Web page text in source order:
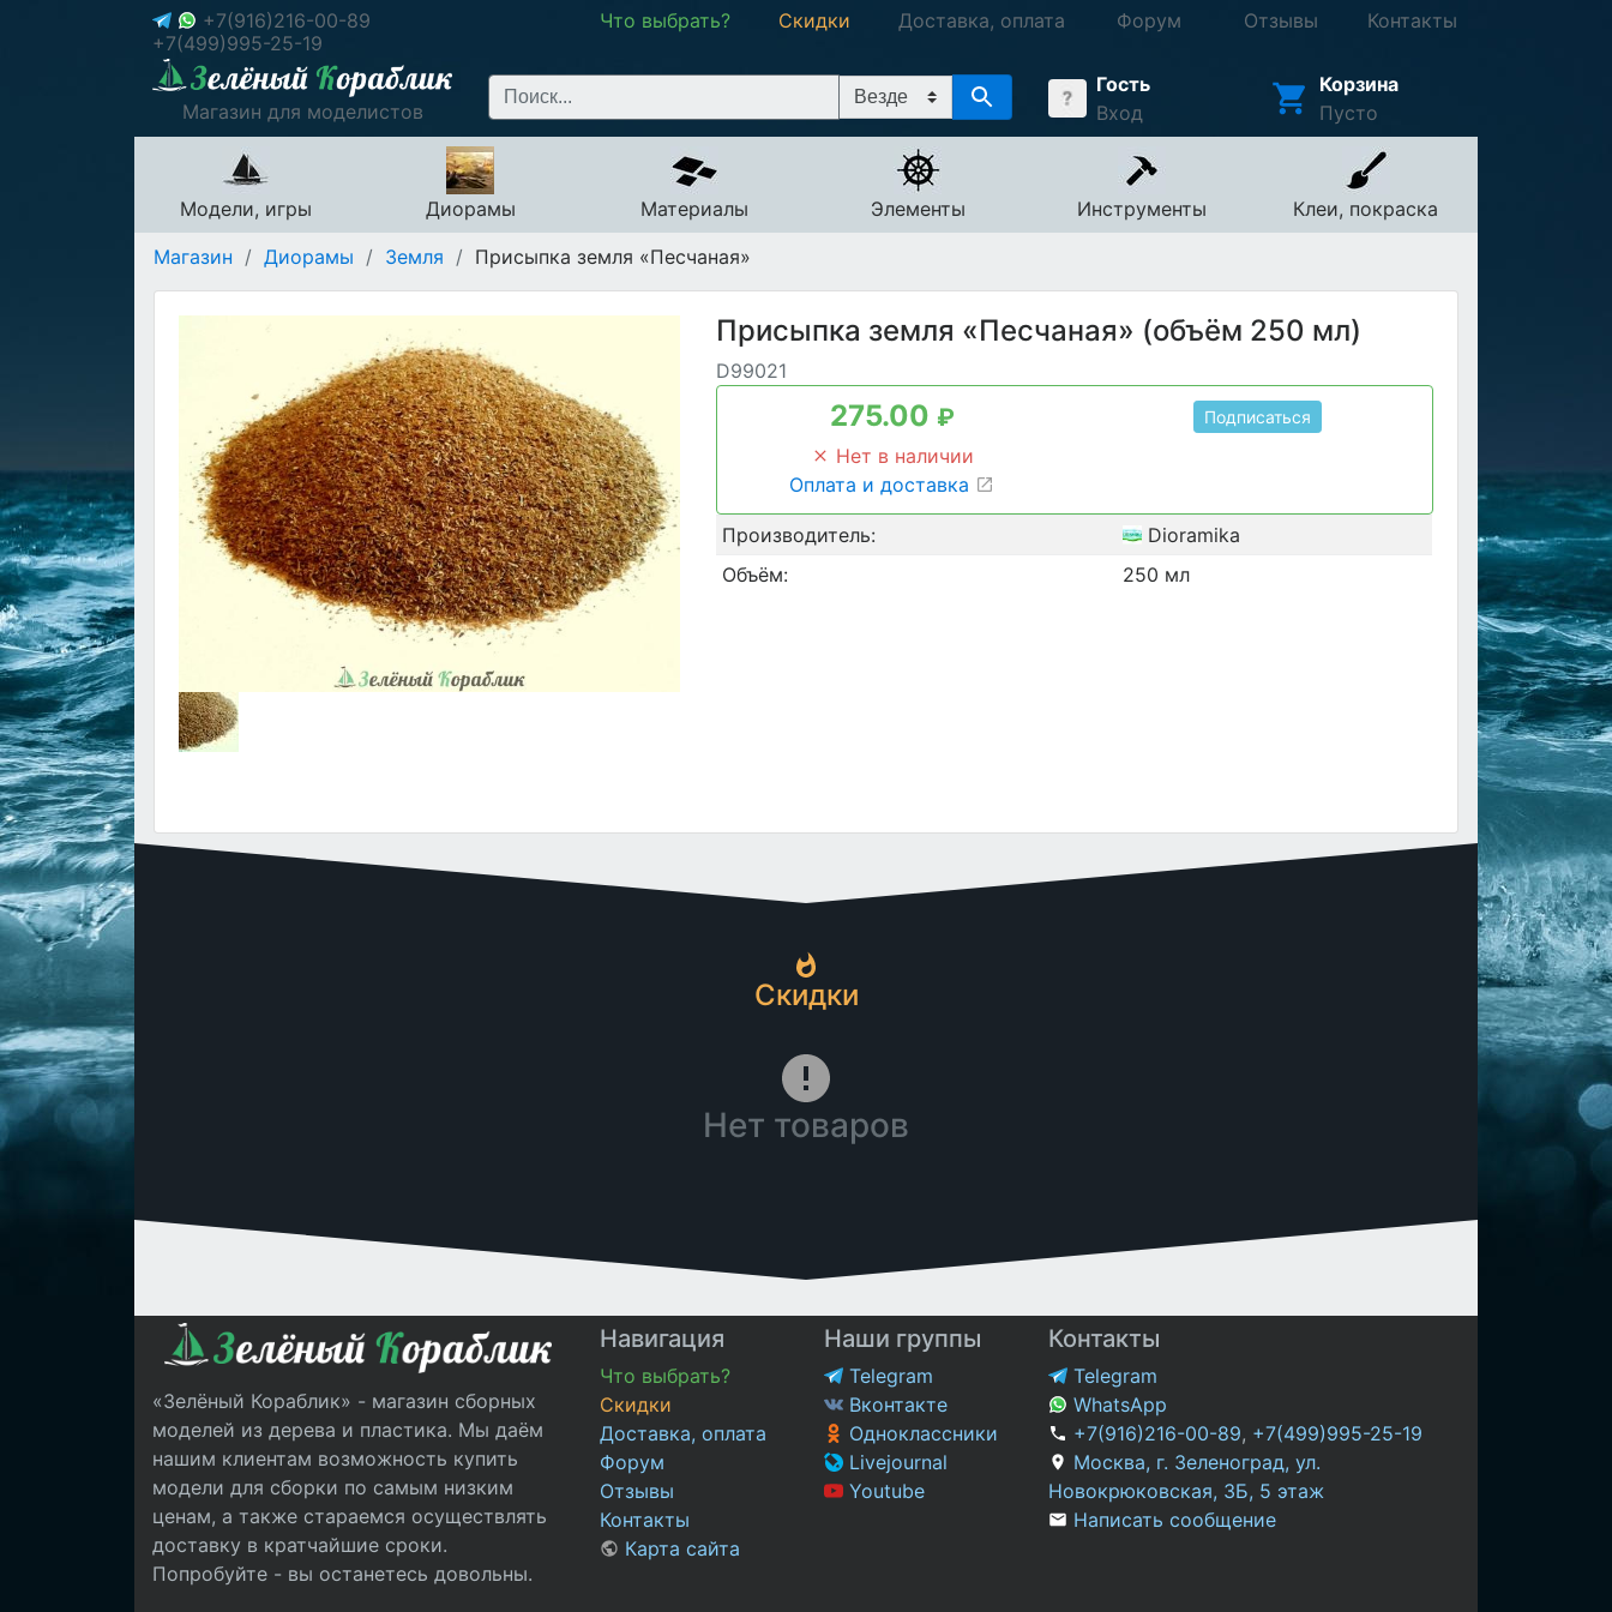
+7(916)216-00-89
+7(499)995-25-19
Что выбрать? Скидки Доставка, оплата Форум Отзывы Контакты
Магазин для моделистов
Гость
Вход
Корзина
Пусто
Модели, игры Диорамы Материалы Элементы Инструменты
Клеи, покраска
Магазин / Диорамы / Земля / Присыпка земля «Песчаная»
Присыпка земля «Песчаная» (объём 250 мл)
D99021
275.00 ₽
Нет в наличии
Оплата и доставка
Подписаться
Производитель:
Dioramika
Объём:
250 мл
Скидки
Нет товаров
«Зелёный Кораблик» - магазин сборных
моделей из дерева и пластика. Мы даём
нашим клиентам возможность купить
модели для сборки по самым низким
ценам, а также стараемся осуществлять
доставку в кратчайшие сроки.
Попробуйте - вы останетесь довольны.
Навигация
Что выбрать?
Скидки
Доставка, оплата
Форум
Отзывы
Контакты
Карта сайта
Наши группы
Telegram
Вконтакте
Одноклассники
Livejournal
Youtube
Контакты
Telegram
WhatsApp
+7(916)216-00-89, +7(499)995-25-19
Москва, г. Зеленоград, ул.
Новокрюковская, 3Б, 5 этаж
Написать сообщение